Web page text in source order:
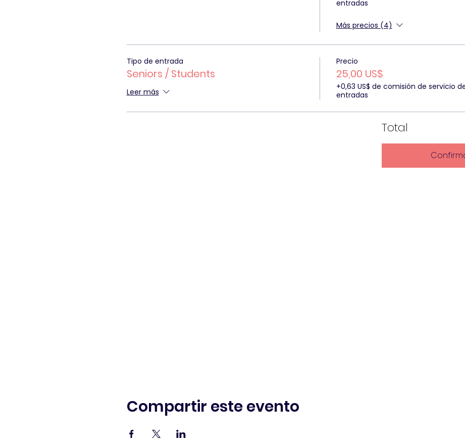
entradas
Más precios (4)
Tipo de entrada
Seniors / Students
Leer más
Precio
25,00 US$
+0,63 US$ de comisión de servicio
entradas
Total
Compartir este evento